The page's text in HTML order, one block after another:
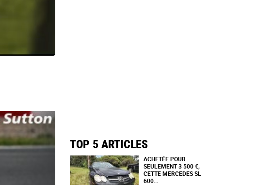
TOP 5 ARTICLES
ACHETÉE POUR
SEULEMENT 3 500 €,
CETTE MERCEDES SL
600...